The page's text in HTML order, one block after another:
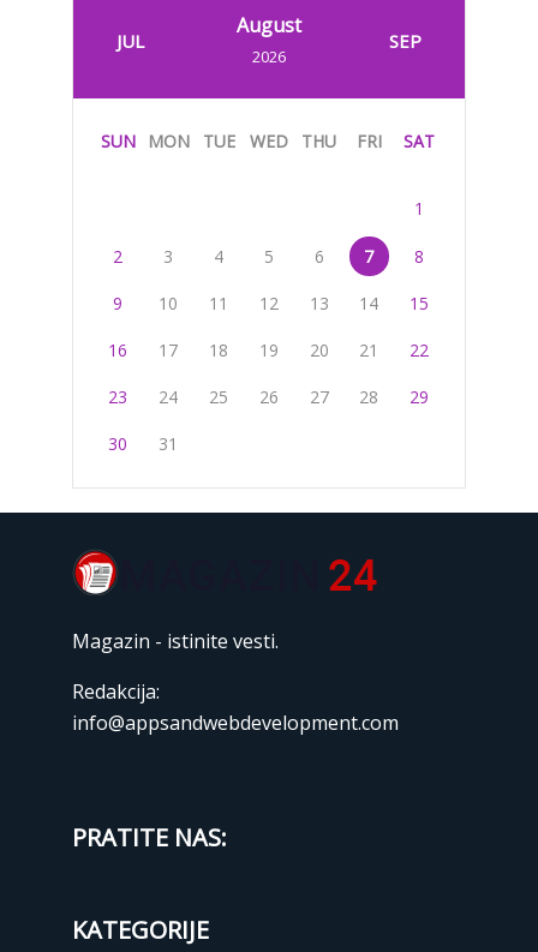
JUL
August
2026
SEP
SUN MON TUE WED THU FRI SAT
1
2 3 4 5 6 7 8
9 10 11 12 13 14 15
16 17 18 19 20 21 22
23 24 25 26 27 28 29
30 31
Magazin - istinite vesti.
Redakcija:
info@appsandwebdevelopment.com
PRATITE NAS:
KATEGORIJE